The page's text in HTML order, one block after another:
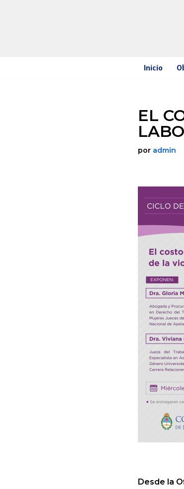
Inicio
EL
por admin
Desde la